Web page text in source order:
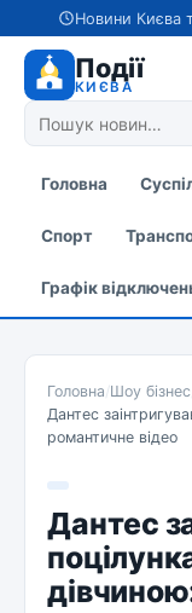
Новини Києва
Події
КИЄВА
Головна
Спорт
Графік
Головна/Шоу бізнес
Дантес
романтичне відео
Дантес